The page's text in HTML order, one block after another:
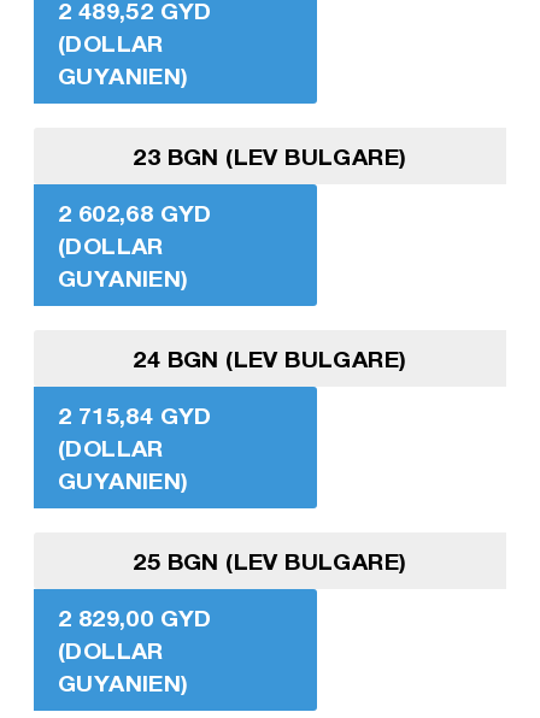
2 489,52 GYD
(DOLLAR
GUYANIEN)
23 BGN (LEV BULGARE)
2 602,68 GYD
(DOLLAR
GUYANIEN)
24 BGN (LEV BULGARE)
2 715,84 GYD
(DOLLAR
GUYANIEN)
25 BGN (LEV BULGARE)
2 829,00 GYD
(DOLLAR
GUYANIEN)